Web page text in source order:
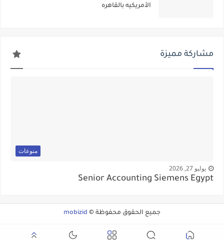
الأمريكيه بالقاهره
مشاركة مميزة
منوعات
يوليو 27, 2026
Senior Accounting Siemens Egypt
جميع الحقوق محفوظة © mobizid